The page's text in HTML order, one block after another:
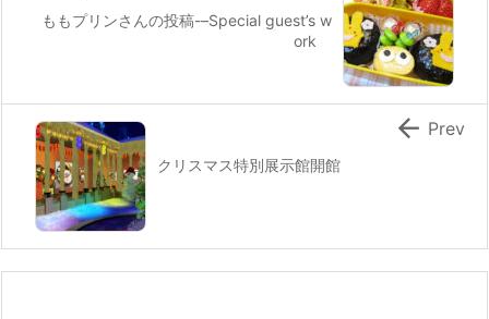
ももプリンさんの投稿-–Special guest’s w
ork
クリスマス特別展示館開館
 Prev